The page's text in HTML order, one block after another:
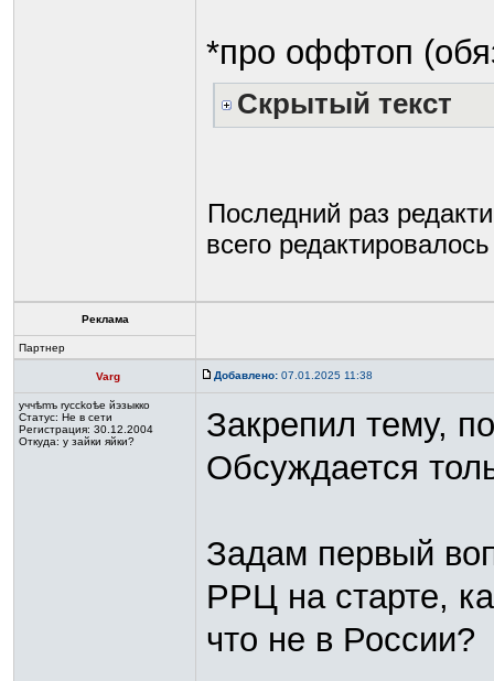
*про оффтоп
Скрытый текст
Последний раз
всего
Реклама
Партнер
Varg Добавлено: 07.01.2025 11:38
yччѣmъ rycckoѣе йэзыккo
Статус: Не в сети
Регистрация: 30.12.2004
Откуда: у зайки яйки?
Закрепил тему,
Обсуждается
Задам первый
РРЦ на старте,
что не в России?